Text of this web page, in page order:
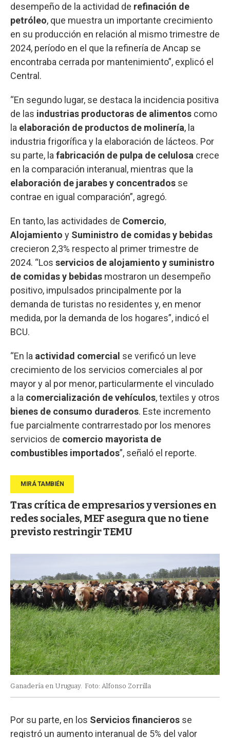
desempeño de la actividad de refinación de
petróleo, que muestra un importante crecimiento
en su producción en relación al mismo trimestre de
2024, período en el que la refinería de Ancap se
encontraba cerrada por mantenimiento”, explicó el
Central.
“En segundo lugar, se destaca la incidencia positiva
de las industrias productoras de alimentos como
la elaboración de productos de molinería, la
industria frigorífica y la elaboración de lácteos. Por
su parte, la fabricación de pulpa de celulosa crece
en la comparación interanual, mientras que la
elaboración de jarabes y concentrados se
contrae en igual comparación”, agregó.
En tanto, las actividades de Comercio,
Alojamiento y Suministro de comidas y bebidas
crecieron 2,3% respecto al primer trimestre de
2024. “Los servicios de alojamiento y suministro
de comidas y bebidas mostraron un desempeño
positivo, impulsados principalmente por la
demanda de turistas no residentes y, en menor
medida, por la demanda de los hogares”, indicó el
BCU.
“En la actividad comercial se verificó un leve
crecimiento de los servicios comerciales al por
mayor y al por menor, particularmente el vinculado
a la comercialización de vehículos, textiles y otros
bienes de consumo duraderos. Este incremento
fue parcialmente contrarrestado por los menores
servicios de comercio mayorista de
combustibles importados”, señaló el reporte.
Tras crítica de empresarios y versiones en
redes sociales, MEF asegura que no tiene
previsto restringir TEMU
Ganadería en Uruguay. Foto: Alfonso Zorrilla
Por su parte, en los Servicios financieros se
registró un aumento interanual de 5% del valor